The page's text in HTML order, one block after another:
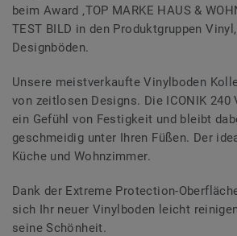
beim Award ‚TOP MARKE HAUS &
TEST BILD in den Produktgruppen
Designböden.
Unsere meistverkaufte Vinylboden
von zeitlosen Designs. Die ICONIK
ein Gefühl von Festigkeit und bleibt
geschmeidig unter Ihren Füßen. Der
Küche und Wohnzimmer.
Dank der Extreme Protection-
sich Ihr neuer Vinylboden leicht
seine Schönheit.